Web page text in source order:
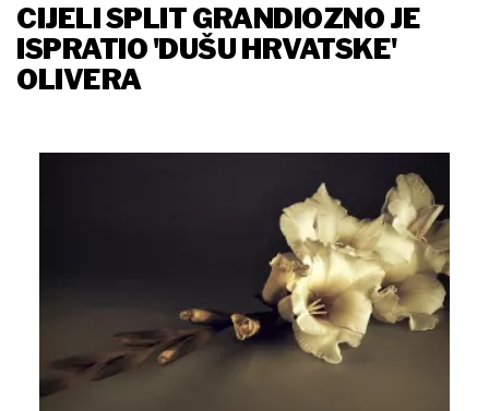
CIJELI SPLIT GRANDIOZNO JE
ISPRATIO 'DUŠU HRVATSKE'
OLIVERA